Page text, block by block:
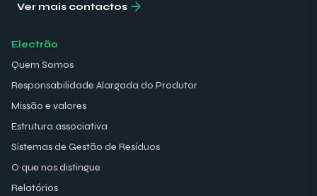
Ver mais contactos
Electrão
Quem Somos
Responsabilidade Alargada do Produtor
Missão e valores
Estrutura associativa
Sistemas de Gestão de Resíduos
O que nos distingue
Relatórios